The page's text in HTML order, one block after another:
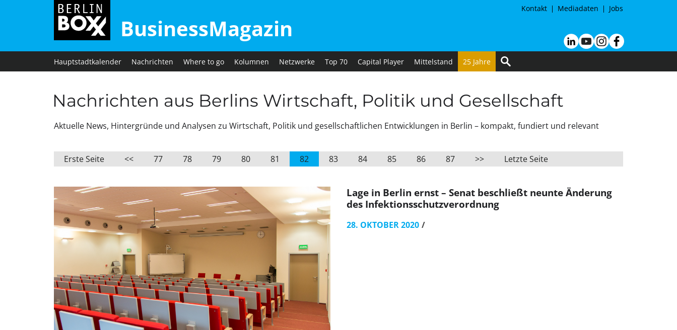
BusinessMagazin
Kontakt Mediadaten Jobs
Hauptstadtkalender Nachrichten Where to go Kolumnen Netzwerke Top 70 Capital Player Mittelstand 25 Jahre
Nachrichten aus Berlins Wirtschaft, Politik und Gesellschaft
Aktuelle News, Hintergründe und Analysen zu Wirtschaft, Politik und gesellschaftlichen Entwicklungen in Berlin – kompakt, fundiert und relevant
Erste Seite << 77 78 79 80 81 82 83 84 85 86 87 >> Letzte Seite
Lage in Berlin ernst – Senat beschließt neunte Änderung
des Infektionsschutzverordnung
28. OKTOBER 2020